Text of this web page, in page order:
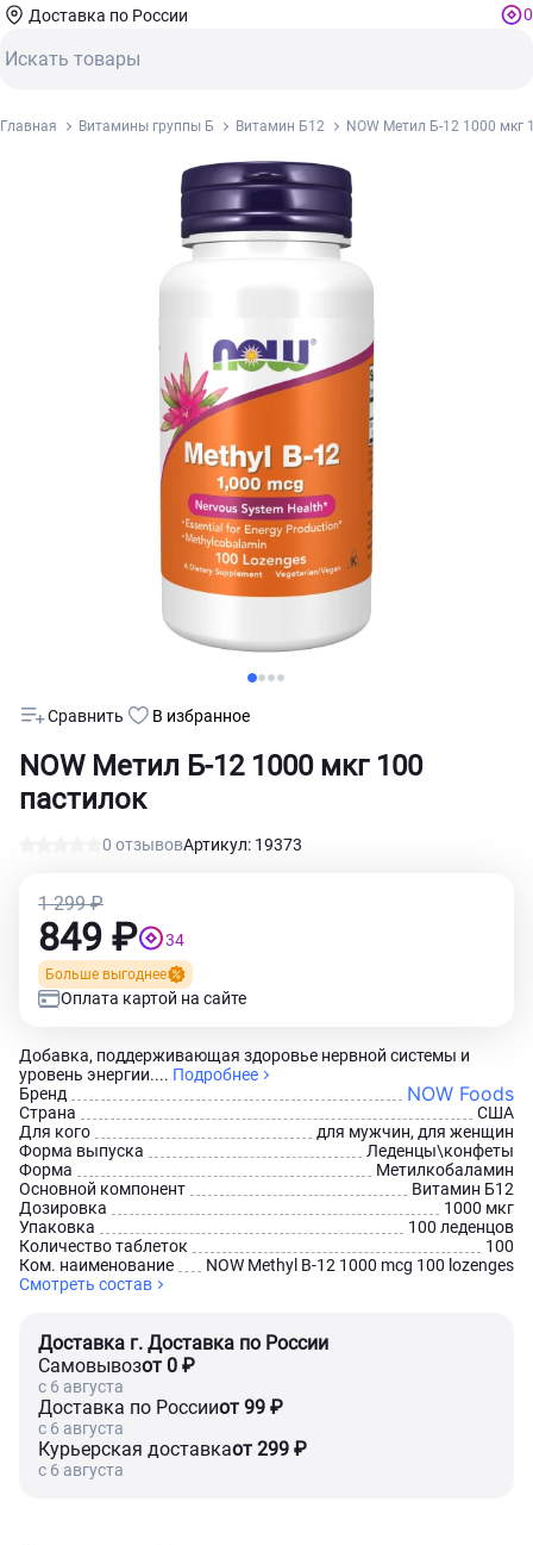
Доставка по России 0
Главная Витамины группы Б Витамин Б12 NOW Метил Б-12 1000 мкг
NOW Метил Б-12 1000 мкг 100
пастилок
0 отзывовАртикул: 19373
Сравнить В избранное
Добавка, поддерживающая здоровье нервной системы и
уровень энергии.... Подробнее
Бренд
NOW Foods
Страна
США
Для кого
для мужчин, для женщин
Форма выпуска
Леденцы\конфеты
Форма
Метилкобаламин
Основной компонент
Витамин Б12
Дозировка
1000 мкг
Упаковка
100 леденцов
Количество таблеток
100
Ком. наименование
NOW Methyl B-12 1000 mcg 100 lozenges
Смотреть состав
1 299 ₽
849 ₽ 34
Больше выгоднее
Оплата картой на сайте
Доставка г. Доставка по России
Самовывозот 0 ₽
c 6 августа
Доставка по Россииот 99 ₽
c 6 августа
Курьерская доставкаот 299 ₽
c 6 августа